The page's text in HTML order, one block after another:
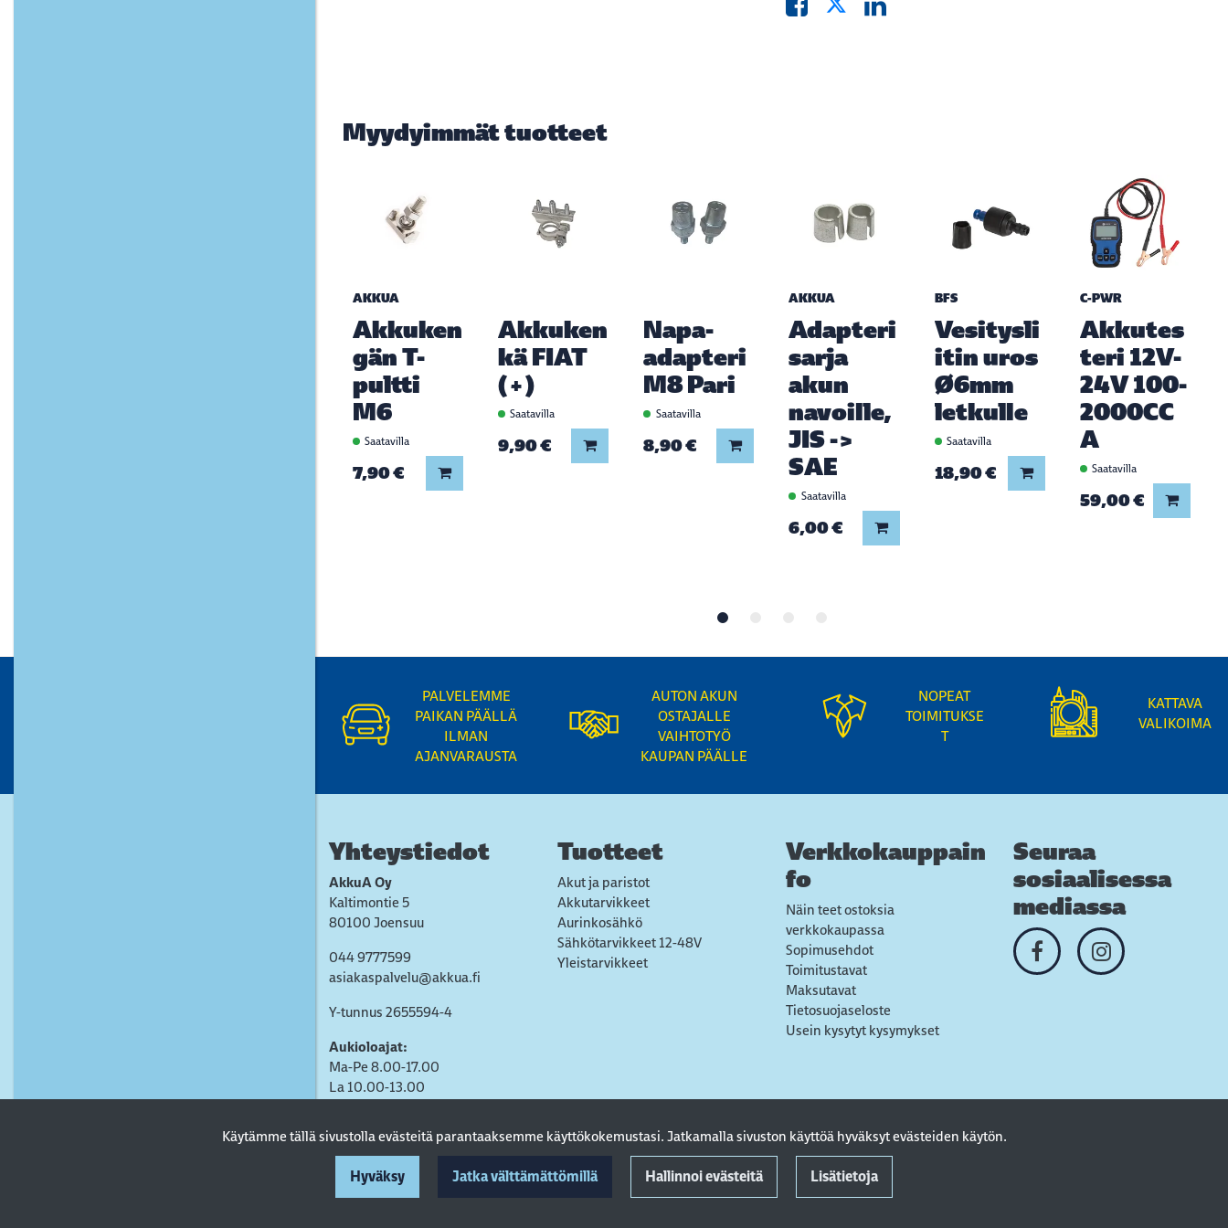
Käytämme tällä sivustolla evästeitä parantaaksemme käyttökokemustasi. Jatkamalla sivuston käyttöä hyväksyt evästeiden käytön.
Hyväksy Jatka välttämättömillä Hallinnoi evästeitä Lisätietoja
Myydyimmät tuotteet
AKKUA
Akkuken
gän T-
pultti
M6
Saatavilla
7,90 € Lisää koriin
Akkuken
kä FIAT
(+)
Saatavilla
9,90 € Lisää koriin
Napa-
adapteri
M8 Pari
Saatavilla
8,90 € Lisää koriin
AKKUA
Adapteri
sarja
akun
navoille,
JIS ->
SAE
Saatavilla
6,00 € Lisää koriin
BFS
Vesitysli
itin uros
Ø6mm
letkulle
Saatavilla
18,90 € Lisää koriin
C-PWR
Akkutes
teri 12V-
24V 100-
2000CC
A
Saatavilla
59,00 € Lisää
PALVELEMME
PAIKAN PÄÄLLÄ
ILMAN
AJANVARAUSTA
AUTON AKUN
OSTAJALLE
VAIHTOTYÖ
KAUPAN PÄÄLLE
NOPEAT
TOIMITUKSE
T
KATTAVA
VALIKOIMA
Yhteystiedot
AkkuA Oy
Kaltimontie 5
80100 Joensuu
044 9777599
asiakaspalvelu@akkua.fi
Y-tunnus 2655594-4
Aukioloajat:
Ma-Pe 8.00-17.00
La 10.00-13.00
Tuotteet
Akut ja paristot
Akkutarvikkeet
Aurinkosähkö
Sähkötarvikkeet 12-48V
Yleistarvikkeet
Verkkokauppain
fo
Näin teet ostoksia
verkkokaupassa
Sopimusehdot
Toimitustavat
Maksutavat
Tietosuojaseloste
Usein kysytyt kysymykset
Seuraa
sosiaalisessa
mediassa